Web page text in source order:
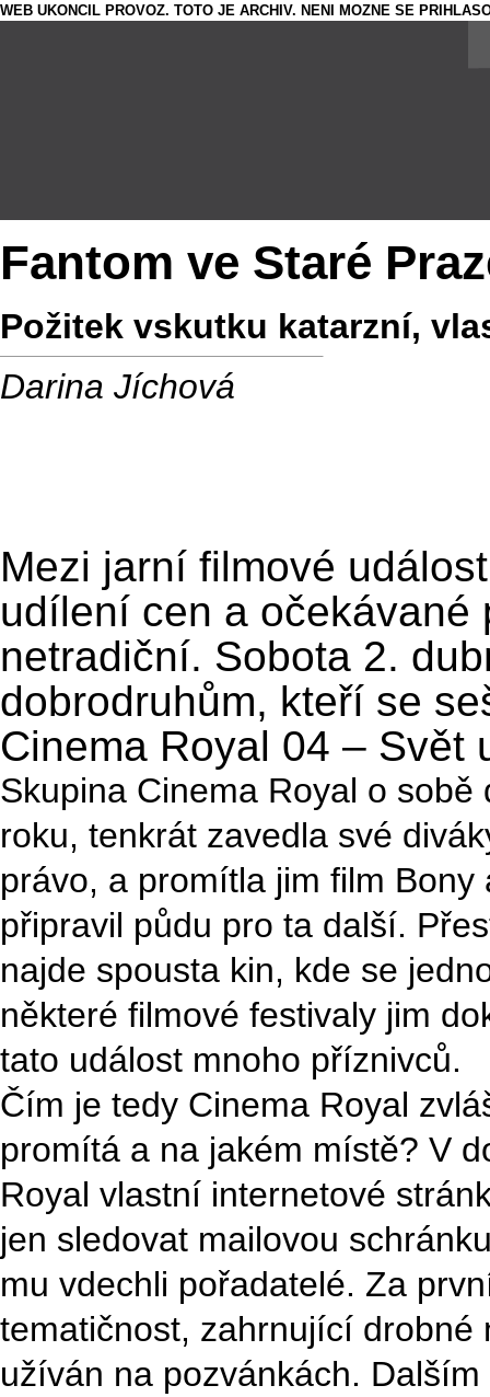
WEB UKONCIL PROVOZ. TOTO JE ARCHIV. NENI MOZNE SE
Fantom ve Staré
Požitek vskutku katarzní,
Darina Jíchová
Mezi jarní filmové
udílení cen a očekávané
netradiční. Sobota 2.
dobrodruhům, kteří se
Cinema Royal 04 – Svět
Skupina Cinema Royal o
roku, tenkrát zavedla své
právo, a promítla jim film
připravil půdu pro ta další.
najde spousta kin, kde se
některé filmové festivaly jim
tato událost mnoho příznivců.
Čím je tedy Cinema Royal
promítá a na jakém místě? V
Royal vlastní internetové
jen sledovat mailovou
mu vdechli pořadatelé. Za
tematičnost, zahrnující drobné
užíván na pozvánkách.